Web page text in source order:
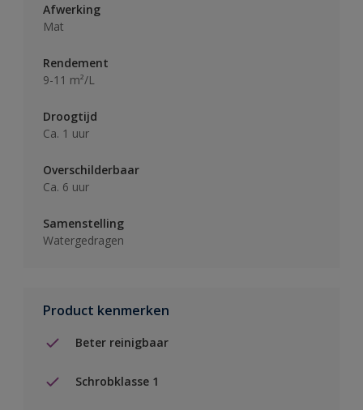
Afwerking
Mat
Rendement
9-11 m²/L
Droogtijd
Ca. 1 uur
Overschilderbaar
Ca. 6 uur
Samenstelling
Watergedragen
Product kenmerken
Beter reinigbaar
Schrobklasse 1